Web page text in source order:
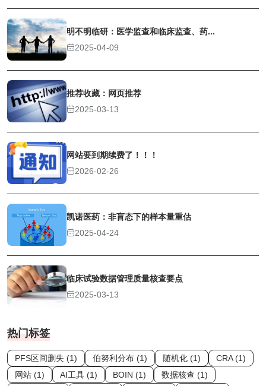
明不明临研：医学监查和临床监查、药...
2025-04-09
推荐收藏：网页推荐
2025-03-13
网站要到期续费了！！！
2026-02-26
凯诺医药：非盲态下的样本量重估
2025-04-24
临床试验数据管理质量核查要点
2025-03-13
热门标签
PFS区间删失 (1) 伯努利分布 (1) 随机化 (1)
CRA (1)
网站 (1)
AI工具 (1) BOIN (1)
数据核查 (1)